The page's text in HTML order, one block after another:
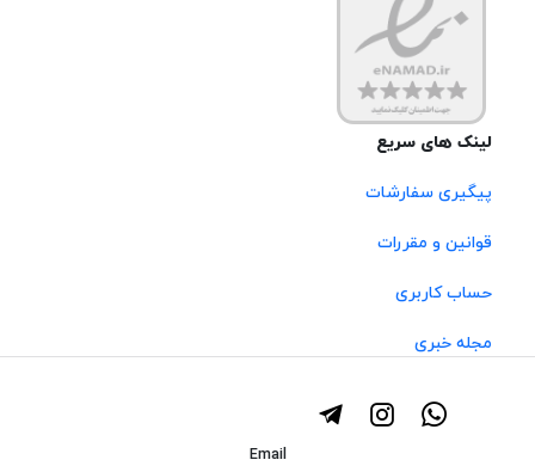
لینک های سریع
پیگیری سفارشات
قوانین و مقررات
حساب کاربری
مجله خبری
Email